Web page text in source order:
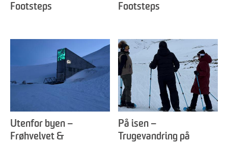
Footsteps
Footsteps
Utenfor byen –
Frøhvelvet &
På isen –
Trugevandring på